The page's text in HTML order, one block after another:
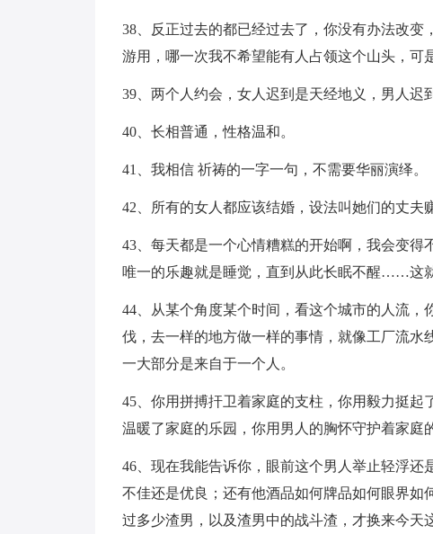
38、反正过去的都已经过去了，你没有办法改
游用，哪一次我不希望能有人占领这个山头，可
39、两个人约会，女人迟到是天经地义，男人迟
40、长相普通，性格温和。
41、我相信 祈祷的一字一句，不需要华丽演绎。
42、所有的女人都应该结婚，设法叫她们的丈夫
43、每天都是一个心情糟糕的开始啊，我会变得
唯一的乐趣就是睡觉，直到从此长眠不醒……这
44、从某个角度某个时间，看这个城市的人流
伐，去一样的地方做一样的事情，就像工厂流
一大部分是来自于一个人。
45、你用拼搏扞卫着家庭的支柱，你用毅力挺
温暖了家庭的乐园，你用男人的胸怀守护着家庭
46、现在我能告诉你，眼前这个男人举止轻浮
不佳还是优良；还有他酒品如何牌品如何眼界
过多少渣男，以及渣男中的战斗渣，才换来今天